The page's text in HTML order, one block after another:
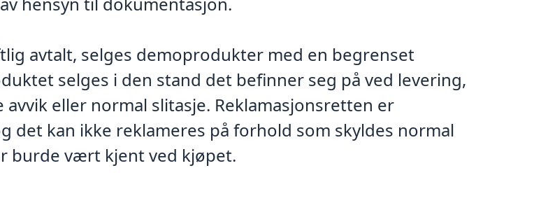
avtalt, selges demoprodukter med en begrenset
selges i den stand det befinner seg på ved levering,
eller normal slitasje. Reklamasjonsretten er
det kan ikke reklameres på forhold som skyldes normal
burde vært kjent ved kjøpet.